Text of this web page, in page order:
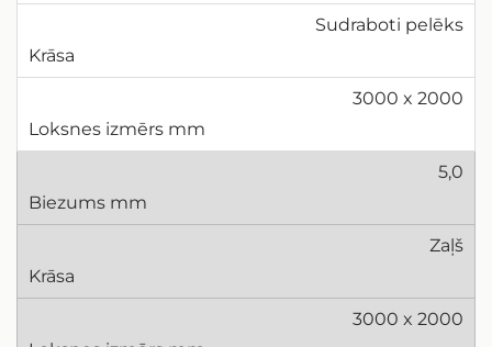
Sudraboti pelēks
3000 x 2000
5,0
Zaļš
3000 x 2000